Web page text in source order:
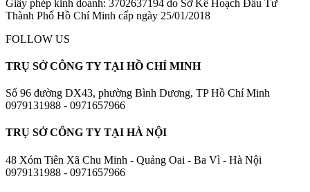
Giấy phép kinh doanh: 3702637194 do Sở Kế Hoạch Đầu Tư
Thành Phố Hồ Chí Minh cấp ngày 25/01/2018
FOLLOW US
TRỤ SỞ CÔNG TY TẠI HỒ CHÍ MINH
Số 96 đường DX43, phường Bình Dương, TP Hồ Chí Minh
0979131988 - 0971657966
TRỤ SỞ CÔNG TY TẠI HÀ NỘI
48 Xóm Tiên Xã Chu Minh - Quảng Oai - Ba Vì - Hà Nội
0979131988 - 0971657966